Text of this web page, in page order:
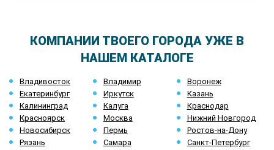
КОМПАНИИ ТВОЕГО ГОРОДА УЖЕ В
НАШЕМ КАТАЛОГЕ
Владивосток Владимир
Воронеж
Екатеринбург
Иркутск
Казань
Калининград
Калуга
Краснодар
Красноярск
Москва
Нижний Новгород
Новосибирск
Пермь
Ростов-на-Дону
Рязань
Самара Санкт-Петербург